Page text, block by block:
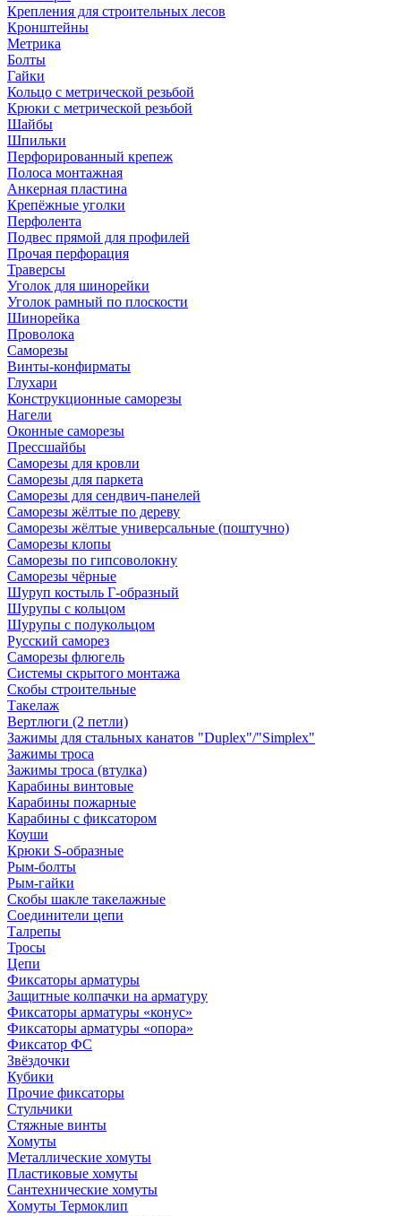
Крепления для строительных лесов
Кронштейны
Метрика
Болты
Гайки
Кольцо с метрической резьбой
Крюки с метрической резьбой
Шайбы
Шпильки
Перфорированный крепеж
Полоса монтажная
Анкерная пластина
Крепёжные уголки
Перфолента
Подвес прямой для профилей
Прочая перфорация
Траверсы
Уголок для шинорейки
Уголок рамный по плоскости
Шинорейка
Проволока
Саморезы
Винты-конфирматы
Глухари
Конструкционные саморезы
Нагели
Оконные саморезы
Прессшайбы
Саморезы для кровли
Саморезы для паркета
Саморезы для сендвич-панелей
Саморезы жёлтые по дереву
Саморезы жёлтые универсальные (поштучно)
Саморезы клопы
Саморезы по гипсоволокну
Саморезы чёрные
Шуруп костыль Г-образный
Шурупы с кольцом
Шурупы с полукольцом
Русский саморез
Саморезы флюгель
Системы скрытого монтажа
Скобы строительные
Такелаж
Вертлюги (2 петли)
Зажимы для стальных канатов "Duplex"/"Simplex"
Зажимы троса
Зажимы троса (втулка)
Карабины винтовые
Карабины пожарные
Карабины с фиксатором
Коуши
Крюки S-образные
Рым-болты
Рым-гайки
Скобы шакле такелажные
Соединители цепи
Талрепы
Тросы
Цепи
Фиксаторы арматуры
Защитные колпачки на арматуру
Фиксаторы арматуры «конус»
Фиксаторы арматуры «опора»
Фиксатор ФС
Звёздочки
Кубики
Прочие фиксаторы
Стульчики
Стяжные винты
Хомуты
Металлические хомуты
Пластиковые хомуты
Сантехнические хомуты
Хомуты Термоклип